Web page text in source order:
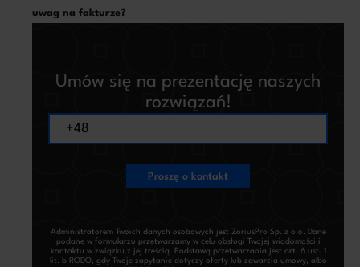
uwag na fakturze?
Umów się na prezentację naszych
rozwiązań!
Proszę o kontakt
Administratorem Twoich danych osobowych jest ZoriusPro Sp. z o.o. Dane
podane w formularzu przetwarzamy w celu obsługi Twojej wiadomości i
kontaktu w związku z jej treścią. Podstawą przetwarzania jest art. 6 ust. 1
lit. b RODO, gdy Twoje zapytanie dotyczy oferty lub zawarcia umowy, albo